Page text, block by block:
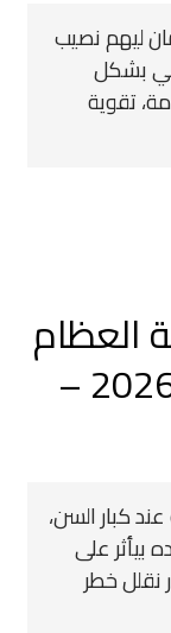
ليهم نصيب
بشكل
تقوية
في السن الكبير؟ لعام 2026 –
كبار السن،
على
نقلل خطر